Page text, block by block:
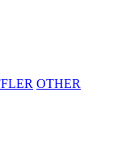
OTHER